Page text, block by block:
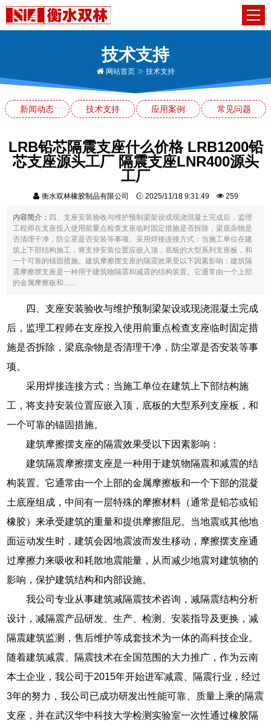
技术支持
网站首页 技术支持
新闻动态 技术支持 应用案例 常见问题
LRB铅芯隔震支座什么价格 LRB1200铅
芯支座源头工厂 隔震支座LNR400源头
工厂
衡水双林橡胶制品有限公司 2025/11/18 9:31:49 259
内容简介： 四、支座安装验收与维护预制梁架设或现浇混凝土完成后，监理
工程师在支座投入使用前重点检查支座临时固定措施是否拆除，梁底杂物是
否清理干净，防尘罩是否安装等事项。采用焊接连接方式：当施工单位在建
筑上下部结构施工，将支持安装位置应嵌入顶，底板的大型系列支座板，和
一个可靠的锚固措施。建筑摩擦摆支座的隔震效果受以下因素影响：建筑隔
震摩擦摆支座是一种用于建筑物隔震和减震的结构装置。它通常由一个上部
的金属摩擦板和......
四、支座安装验收与维护预制梁架设或现浇混凝土完成
后，监理工程师在支座投入使用前重点检查支座临时固定措
施是否拆除，梁底杂物是否清理干净，防尘罩是否安装等事
项。
采用焊接连接方式：当施工单位在建筑上下部结构施
工，将支持安装位置应嵌入顶，底板的大型系列支座板，和
一个可靠的锚固措施。
建筑摩擦摆支座的隔震效果受以下因素影响：
建筑隔震摩擦摆支座是一种用于建筑物隔震和减震的结
构装置。它通常由一个上部的金属摩擦板和一个下部的混凝
土底座组成，中间有一层特殊的摩擦材料（通常是铅芯或铅
橡胶）来承受建筑的重量和提供摩擦阻尼。当地震或其他地
面运动发生时，建筑会因地震波而发生移动，摩擦摆支座通
过摩擦力来吸收和耗散地震能量，从而减少地震对建筑物的
影响，保护建筑结构和内部设施。
我公司专业从事建筑减隔震技术咨询，减隔震结构分析
设计，减隔震产品研发、生产、检测、安装指导及更换，减
隔震建筑监测，售后维护等成套技术为一体的高科技企业。
随着建筑减震、隔震技术在全国范围的大力推广，作为云南
本土企业，我公司于2015年开始进军减震、隔震行业，经过
3年的努力，我公司已成功研发出性能可靠、质量上乘的隔震
支座，并在武汉华中科技大学检测实验室一次性通过橡胶隔